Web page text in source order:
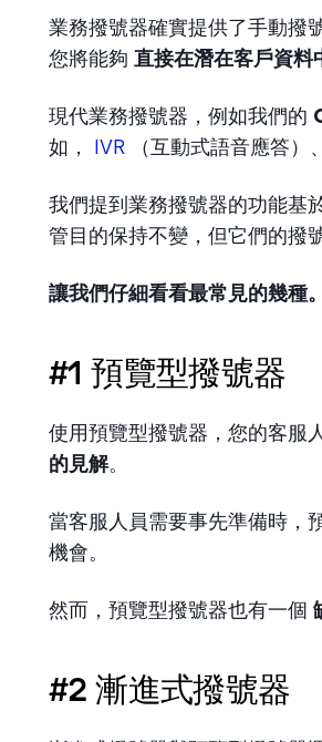
業務撥號器確實提供了手動撥
您將能夠 直接在潛在客戶資料
現代業務撥號器，例如我們的
如， IVR （互動式語音應答）
我們提到業務撥號器的功能基
管目的保持不變，但它們的撥
讓我們仔細看看最常見的幾種。
#1 預覽型撥號器
使用預覽型撥號器，您的客服
的見解。
當客服人員需要事先準備時，
機會。
然而，預覽型撥號器也有一個
#2 漸進式撥號器